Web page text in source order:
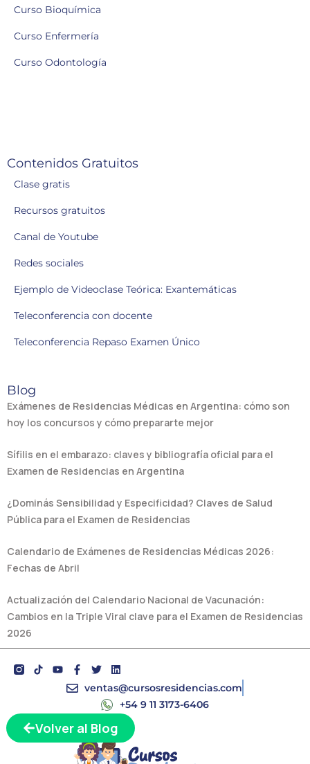
Volver al Blog
Curso Bioquímica
Curso Enfermería
Curso Odontología
Contenidos Gratuitos
Clase gratis
Recursos gratuitos
Canal de Youtube
Redes sociales
Ejemplo de Videoclase Teórica: Exantemáticas
Teleconferencia con docente
Teleconferencia Repaso Examen Único
Blog
Exámenes de Residencias Médicas en Argentina: cómo son
hoy los concursos y cómo prepararte mejor
Sífilis en el embarazo: claves y bibliografía oficial para el
Examen de Residencias en Argentina
¿Dominás Sensibilidad y Especificidad? Claves de Salud
Pública para el Examen de Residencias
Calendario de Exámenes de Residencias Médicas 2026:
Fechas de Abril
Actualización del Calendario Nacional de Vacunación:
Cambios en la Triple Viral clave para el Examen de Residencias
2026
Y
o
e
F
a
c
o
k
-
T
w
i
r
L
i
n
e
i
n
ventas@cursosresidencias.com
+54 9 11 3173-6406